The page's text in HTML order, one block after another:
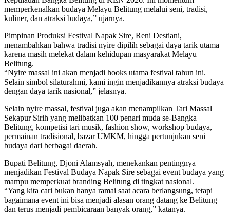
memperkenalkan budaya Melayu Belitung melalui seni, tradisi,
kuliner, dan atraksi budaya,” ujarnya.
Pimpinan Produksi Festival Napak Sire, Reni Destiani,
menambahkan bahwa tradisi nyire dipilih sebagai daya tarik utama
karena masih melekat dalam kehidupan masyarakat Melayu
Belitung.
“Nyire massal ini akan menjadi hooks utama festival tahun ini.
Selain simbol silaturahmi, kami ingin menjadikannya atraksi budaya
dengan daya tarik nasional,” jelasnya.
Selain nyire massal, festival juga akan menampilkan Tari Massal
Sekapur Sirih yang melibatkan 100 penari muda se-Bangka
Belitung, kompetisi tari musik, fashion show, workshop budaya,
permainan tradisional, bazar UMKM, hingga pertunjukan seni
budaya dari berbagai daerah.
Bupati Belitung, Djoni Alamsyah, menekankan pentingnya
menjadikan Festival Budaya Napak Sire sebagai event budaya yang
mampu memperkuat branding Belitung di tingkat nasional.
“Yang kita cari bukan hanya ramai saat acara berlangsung, tetapi
bagaimana event ini bisa menjadi alasan orang datang ke Belitung
dan terus menjadi pembicaraan banyak orang,” katanya.